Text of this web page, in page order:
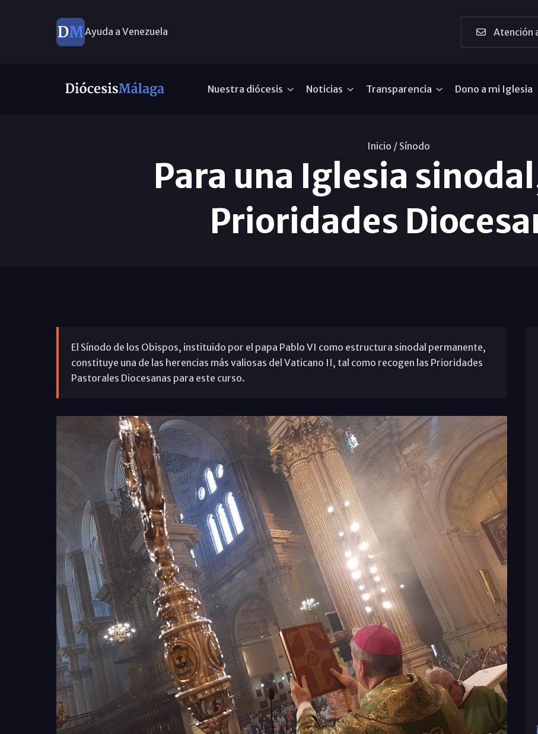
Ayuda a Venezuela Atención
Nuestra diócesis Noticias Transparencia Dono a mi Iglesia
Inicio / Sínodo
Para una Iglesia
Prioridades
El Sínodo de los Obispos, instituido por el papa Pablo VI como estructura sinodal permanente,
constituye una de las herencias más valiosas del Vaticano II, tal como recogen las Prioridades
Pastorales Diocesanas para este curso.